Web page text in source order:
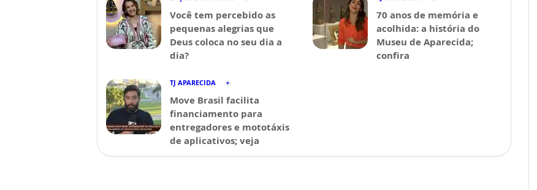
Você tem percebido as
pequenas alegrias que
Deus coloca no seu dia a
dia?
70 anos de memória e
acolhida: a história do
Museu de Aparecida;
confira
TJ APARECIDA
Move Brasil facilita
financiamento para
entregadores e mototáxis
de aplicativos; veja